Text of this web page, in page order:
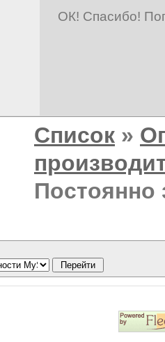
ОК! Спасибо!
Список »
Постоянно